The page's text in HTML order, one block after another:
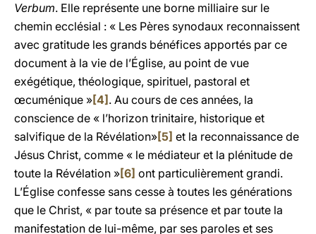
Verbum. Elle représente une borne milliaire sur le
chemin ecclésial : « Les Pères synodaux reconnaissent
avec gratitude les grands bénéfices apportés par ce
document à la vie de l’Église, au point de vue
exégétique, théologique, spirituel, pastoral et
œcuménique »[4] . Au cours de ces années, la
conscience de « l’horizon trinitaire, historique et
salvifique de la Révélation»[5] et la reconnaissance de
Jésus Christ, comme « le médiateur et la plénitude de
toute la Révélation »[6] ont particulièrement grandi.
L’Église confesse sans cesse à toutes les générations
que le Christ, « par toute sa présence et par toute la
manifestation de lui-même, par ses paroles et ses